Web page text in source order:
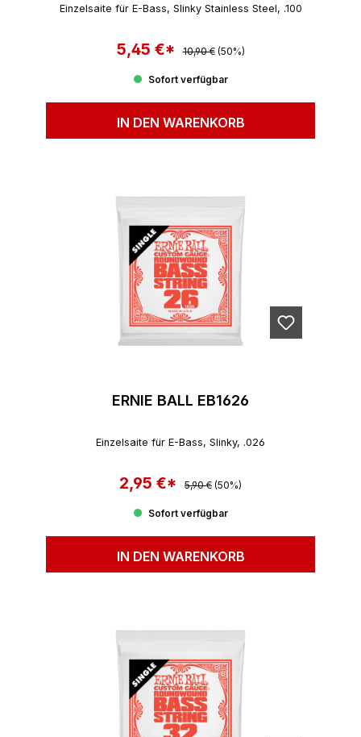
Einzelsaite für E-Bass, Slinky Stainless Steel, .100
Verkaufspreis:
5,45 €* Regulärer Preis:
10,90 € (50%)
Sofort verfügbar
IN DEN WARENKORB
ERNIE BALL EB1626
Einzelsaite für E-Bass, Slinky, .026
Verkaufspreis:
2,95 €* Regulärer Preis:
5,90 € (50%)
Sofort verfügbar
IN DEN WARENKORB